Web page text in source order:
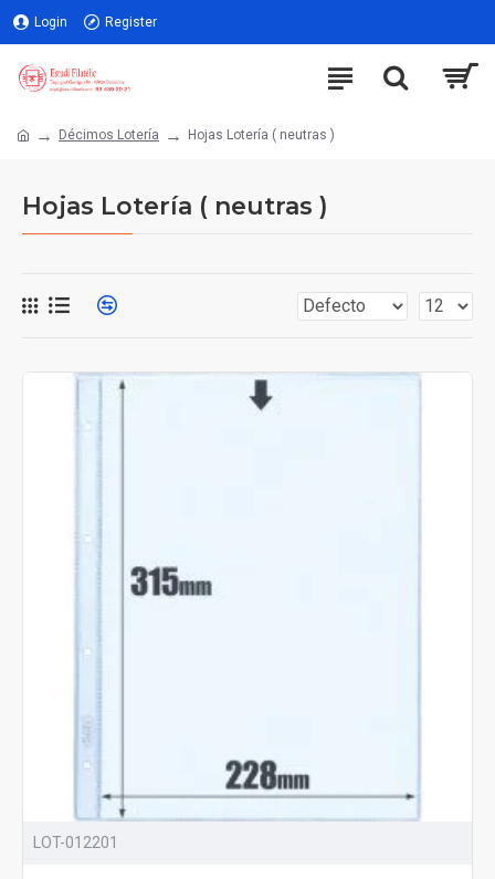
Login Register
Décimos Lotería Hojas Lotería ( neutras )
Hojas Lotería ( neutras )
LOT-012201